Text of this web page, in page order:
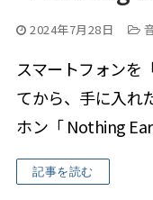
2024年7月28日
スマートフォンを
てから、手に入れ
ホン「 Nothing
記事を読む